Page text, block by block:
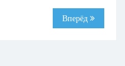
Вперёд